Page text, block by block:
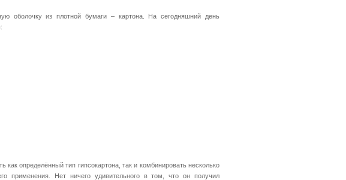
оболочку из плотной бумаги – картона. На сегодняшний день
определённый тип гипсокартона, так и комбинировать несколько
применения. Нет ничего удивительного в том, что он получил